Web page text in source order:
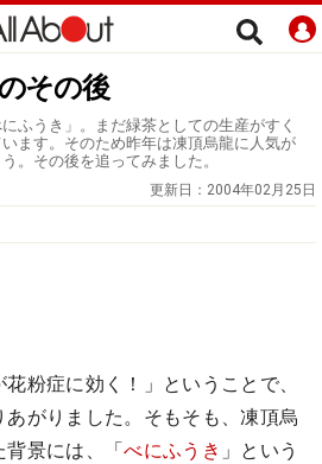
その後
ふうき」。まだ緑茶としての生産がすく
ます。そのため昨年は凍頂烏龍に人気が
。その後を追ってみました。
更新日： 2004年02月25日
粉症に効く！」ということで、
がりました。そもそも、凍頂烏
背景には、「べにふうき 」という